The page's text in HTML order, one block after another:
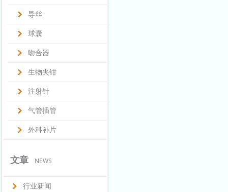
导丝
球囊
吻合器
生物夹钳
注射针
气管插管
外科补片
文章 NEWS
行业新闻